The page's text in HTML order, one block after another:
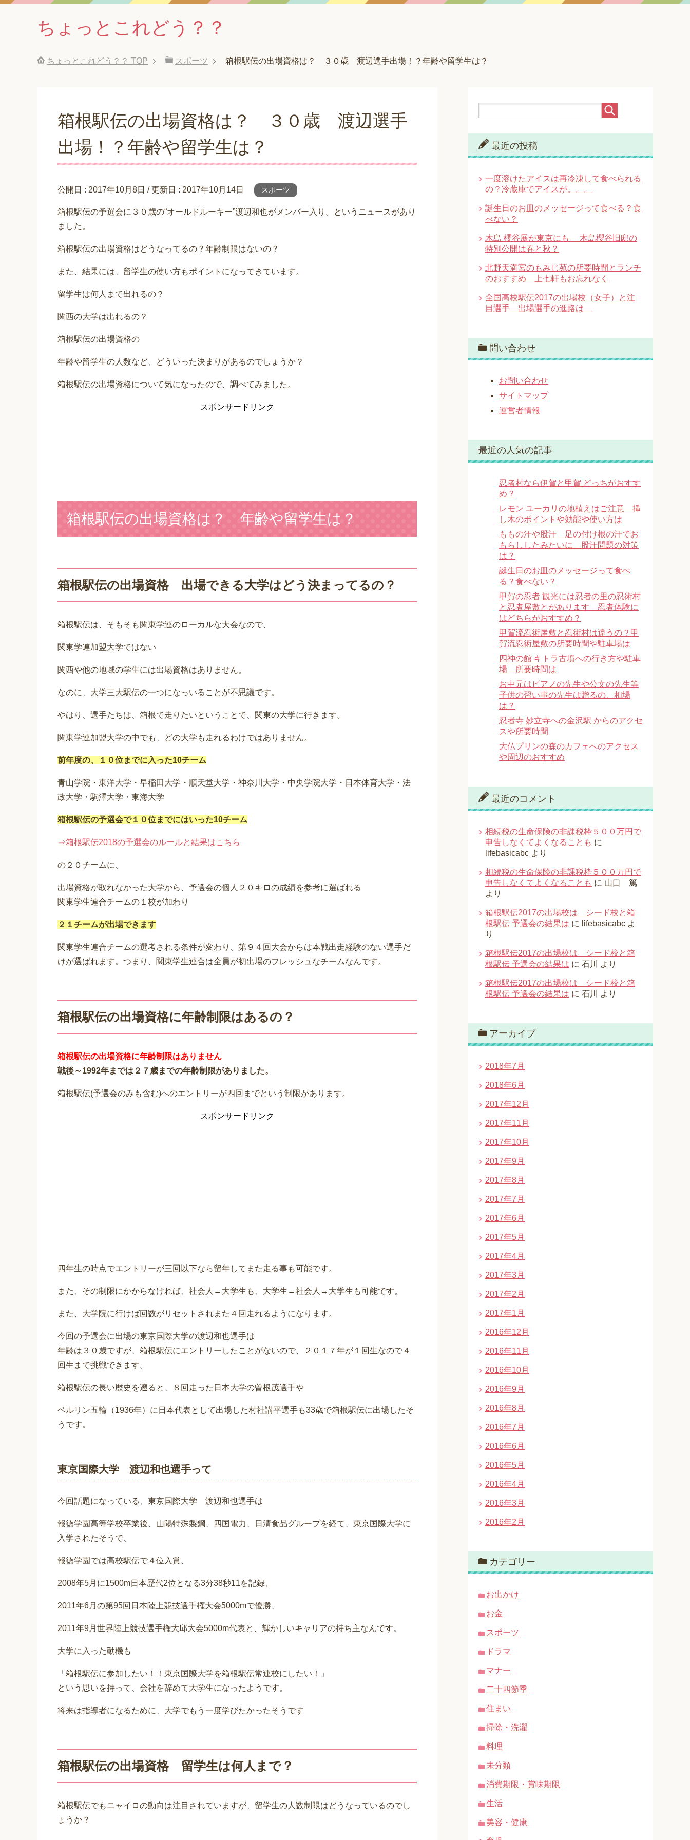
ちょっとこれどう？？
ちょっとこれどう？？ TOP スポーツ 箱根駅伝の出場資格は？ ３０歳 渡辺選手出場！？年齢や留学生は？
箱根駅伝の出場資格は？ ３０歳 渡辺選手
出場！？年齢や留学生は？
公開日 : 2017年10月8日 / 更新日 : 2017年10月14日 スポーツ
箱根駅伝の予選会に３０歳の“オールドルーキー”渡辺和也がメンバー入り。というニュースがあり
ました。
箱根駅伝の出場資格はどうなってるの？年齢制限はないの？
また、結果には、留学生の使い方もポイントになってきています。
留学生は何人まで出れるの？
関西の大学は出れるの？
箱根駅伝の出場資格の
年齢や留学生の人数など、どういった決まりがあるのでしょうか？
箱根駅伝の出場資格について気になったので、調べてみました。
スポンサードリンク
箱根駅伝の出場資格は？ 年齢や留学生は？
箱根駅伝の出場資格 出場できる大学はどう決まってるの？
箱根駅伝は、そもそも関東学連のローカルな大会なので、
関東学連加盟大学ではない
関西や他の地域の学生には出場資格はありません。
なのに、大学三大駅伝の一つになっいることが不思議です。
やはり、選手たちは、箱根で走りたいということで、関東の大学に行きます。
関東学連加盟大学の中でも、どの大学も走れるわけではありません。
前年度の、１０位までに入った10チーム
青山学院・東洋大学・早稲田大学・順天堂大学・神奈川大学・中央学院大学・日本体育大学・法
政大学・駒澤大学・東海大学
箱根駅伝の予選会で１０位までにはいった10チーム
⇒箱根駅伝2018の予選会のルールと結果はこちら
の２０チームに、
出場資格が取れなかった大学から、予選会の個人２０キロの成績を参考に選ばれる
関東学生連合チームの１校が加わり
２１チームが出場できます
関東学生連合チームの選考される条件が変わり、第９４回大会からは本戦出走経験のない選手だ
けが選ばれます。つまり、関東学生連合は全員が初出場のフレッシュなチームなんです。
箱根駅伝の出場資格に年齢制限はあるの？
箱根駅伝の出場資格に年齢制限はありません
戦後～1992年までは２７歳までの年齢制限がありました。
箱根駅伝(予選会のみも含む)へのエントリーが四回までという制限があります。
スポンサードリンク
四年生の時点でエントリーが三回以下なら留年してまた走る事も可能です。
また、その制限にかからなければ、社会人→大学生も、大学生→社会人→大学生も可能です。
また、大学院に行けば回数がリセットされまた４回走れるようになります。
今回の予選会に出場の東京国際大学の渡辺和也選手は
年齢は３０歳ですが、箱根駅伝にエントリーしたことがないので、２０１７年が１回生なので４
回生まで挑戦できます。
箱根駅伝の長い歴史を遡ると、８回走った日本大学の曽根茂選手や
ベルリン五輪（1936年）に日本代表として出場した村社講平選手も33歳で箱根駅伝に出場したそ
うです。
東京国際大学 渡辺和也選手って
今回話題になっている、東京国際大学 渡辺和也選手は
報徳学園高等学校卒業後、山陽特殊製鋼、四国電力、日清食品グループを経て、東京国際大学に
入学されたそうで、
報徳学園では高校駅伝で４位入賞、
2008年5月に1500m日本歴代2位となる3分38秒11を記録、
2011年6月の第95回日本陸上競技選手権大会5000mで優勝、
2011年9月世界陸上競技選手権大邱大会5000m代表と、輝かしいキャリアの持ち主なんです。
大学に入った動機も
「箱根駅伝に参加したい！！東京国際大学を箱根駅伝常連校にしたい！」
という思いを持って、会社を辞めて大学生になったようです。
将来は指導者になるために、大学でもう一度学びたかったそうです
箱根駅伝の出場資格 留学生は何人まで？
箱根駅伝でもニャイロの動向は注目されていますが、留学生の人数制限はどうなっているのでし
ょうか？
最近の投稿
一度溶けたアイスは再冷凍して食べられる
の？冷蔵庫でアイスが。。。
誕生日のお皿のメッセージって食べる？食
べない？
木島 櫻谷展が東京にも 木島櫻谷旧邸の
特別公開は春と秋？
北野天満宮のもみじ苑の所要時間とランチ
のおすすめ 上七軒もお忘れなく
全国高校駅伝2017の出場校（女子）と注
目選手 出場選手の進路は
問い合わせ
お問い合わせ
サイトマップ
運営者情報
最近の人気の記事
忍者村なら伊賀と甲賀 どっちがおすす
め？
レモン ユーカリの地植えはご注意 挿
し木のポイントや効能や使い方は
ももの汗や股汗 足の付け根の汗でお
もらししたみたいに 股汗問題の対策
は？
誕生日のお皿のメッセージって食べ
る？食べない？
甲賀の忍者 観光には忍者の里の忍術村
と忍者屋敷とがあります 忍者体験に
はどちらがおすすめ？
甲賀流忍術屋敷と忍術村は違うの？甲
賀流忍術屋敷の所要時間や駐車場は
四神の館 キトラ古墳への行き方や駐車
場 所要時間は
お中元はピアノの先生や公文の先生等
子供の習い事の先生は贈るの、相場
は？
忍者寺 妙立寺への金沢駅 からのアクセ
スや所要時間
大仏プリンの森のカフェへのアクセス
や周辺のおすすめ
最近のコメント
相続税の生命保険の非課税枠５００万円で
申告しなくてよくなることも に
lifebasicabc より
相続税の生命保険の非課税枠５００万円で
申告しなくてよくなることも に 山口 篤
より
箱根駅伝2017の出場校は シード校と箱
根駅伝 予選会の結果は に lifebasicabc よ
り
箱根駅伝2017の出場校は シード校と箱
根駅伝 予選会の結果は に 石川 より
箱根駅伝2017の出場校は シード校と箱
根駅伝 予選会の結果は に 石川 より
アーカイブ
2018年7月
2018年6月
2017年12月
2017年11月
2017年10月
2017年9月
2017年8月
2017年7月
2017年6月
2017年5月
2017年4月
2017年3月
2017年2月
2017年1月
2016年12月
2016年11月
2016年10月
2016年9月
2016年8月
2016年7月
2016年6月
2016年5月
2016年4月
2016年3月
2016年2月
カテゴリー
お出かけ
お金
スポーツ
ドラマ
マナー
二十四節季
住まい
掃除・洗濯
料理
未分類
消費期限・賞味期限
生活
美容・健康